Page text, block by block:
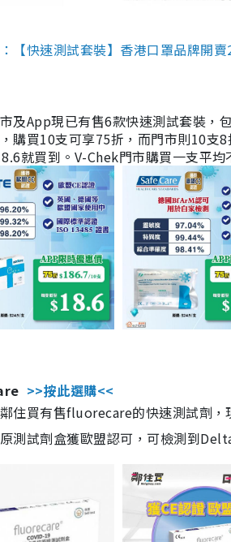
【快速測試套裝】香港口罩品牌開
及App現已有售6款快速測試套裝
購買10支可享75折，而門市則10
就買到。V-Chek門市購買一支平
>>按此選購<<
住買有售fluorecare的快速測試劑
測試劑盒獲歐盟認可，可檢測到